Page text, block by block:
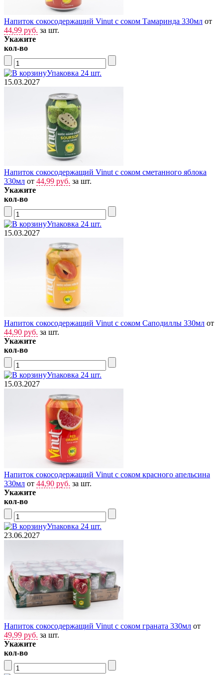
Напиток сокосодержащий Vinut с соком Тамаринда 330мл от
44,99 руб. за шт.
Укажите
кол-во
Упаковка 24 шт.
15.03.2027
Напиток сокосодержащий Vinut с соком сметанного яблока
330мл от 44,99 руб. за шт.
Укажите
кол-во
Упаковка 24 шт.
15.03.2027
Напиток сокосодержащий Vinut с соком Саподиллы 330мл от
44,90 руб. за шт.
Укажите
кол-во
Упаковка 24 шт.
15.03.2027
Напиток сокосодержащий Vinut с соком красного апельсина
330мл от 44,90 руб. за шт.
Укажите
кол-во
Упаковка 24 шт.
23.06.2027
Напиток сокосодержащий Vinut с соком граната 330мл от
49,99 руб. за шт.
Укажите
кол-во